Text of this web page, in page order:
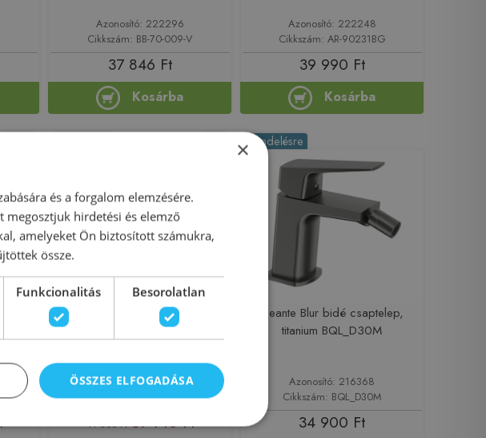
Azonosító: 222296
Cikkszám: BB-70-009-V
37 846 Ft
Kosárba
Azonosító: 222248
Cikkszám: AR-90231BG
39 990 Ft
Kosárba
Sapho SOLARIS bidé csaptelep,
matt fekete/arany WD003G
Azonosító: 213661
Cikkszám: WD003G
41 800 Ft 39 710 Ft
Rendelésre
Deante Blur bidé csaptelep,
titanium BQL_D30M
Azonosító: 216368
Cikkszám: BQL_D30M
34 900 Ft
×
és a forgalom elemzésére.
hirdetési és elemző
amelyeket Ön biztosított számukra,
össze.
Funkcionalitás Besorolatlan
ÖSSZES ELFOGADÁSA